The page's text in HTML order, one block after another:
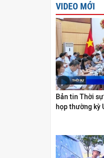
VIDEO MỚI
Bản tin Thời
họp thường kỳ